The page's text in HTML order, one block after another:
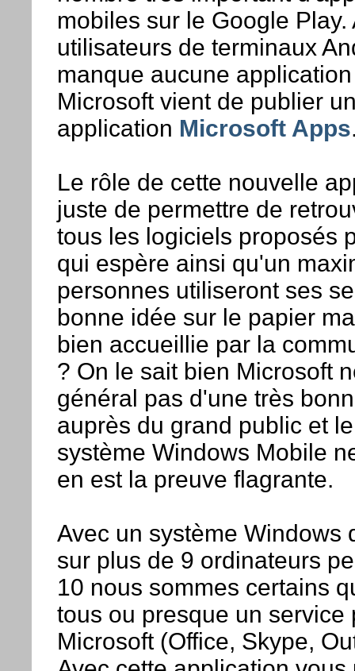
mobiles sur le Google Play.
utilisateurs de terminaux
manque aucune
Microsoft vient de publier
application Microsoft Apps
Le rôle de cette nouvelle
juste de permettre de
tous les logiciels proposés
qui espère ainsi qu'un
personnes utiliseront ses
bonne idée sur le papier
bien accueillie par la
? On le sait bien Microsoft
général pas d'une très
auprès du grand public et
système Windows Mobile
en est la preuve flagrante.
Avec un système Windows
sur plus de 9 ordinateurs
10 nous sommes certains
tous ou presque un service
Microsoft (Office, Skype,